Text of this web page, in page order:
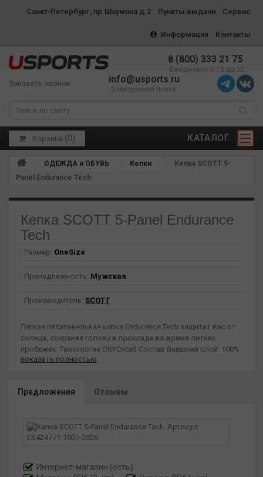
Санкт-Петербург, пр.Шаумяна д.2 Пункты выдачи Сервис
Информация Контакты
8 (800) 333 21 75
Ежедневно с 10 до 20
Заказать звонок info@usports.ru
Электронная почта
КАТАЛОГ
Корзина (0)
ОДЕЖДА и ОБУВЬ Кепки
Кепка SCOTT 5-
Panel Endurance Tech
Кепка SCOTT 5-Panel Endurance
Tech
Размер: OneSize
Принадлежность: Мужская
Производитель: SCOTT
Легкая пятипанельная кепка Endurance Tech защитит вас от
солнца, сохраняя голову в прохладе во время летних
пробежек. Технологии DRYOxcell Состав Внешний слой: 100%
полиэстер (переработанный) Посадка: Стандартная
Регулируемая застежка-клипса Встроенная потоотводящая
показать полностью
Предложения Отзывы
Интернет-магазин (есть)